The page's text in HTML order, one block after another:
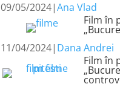
09/05/2024|Ana Vlad
Film în
11/04/2024| Dana Andrei
Film în